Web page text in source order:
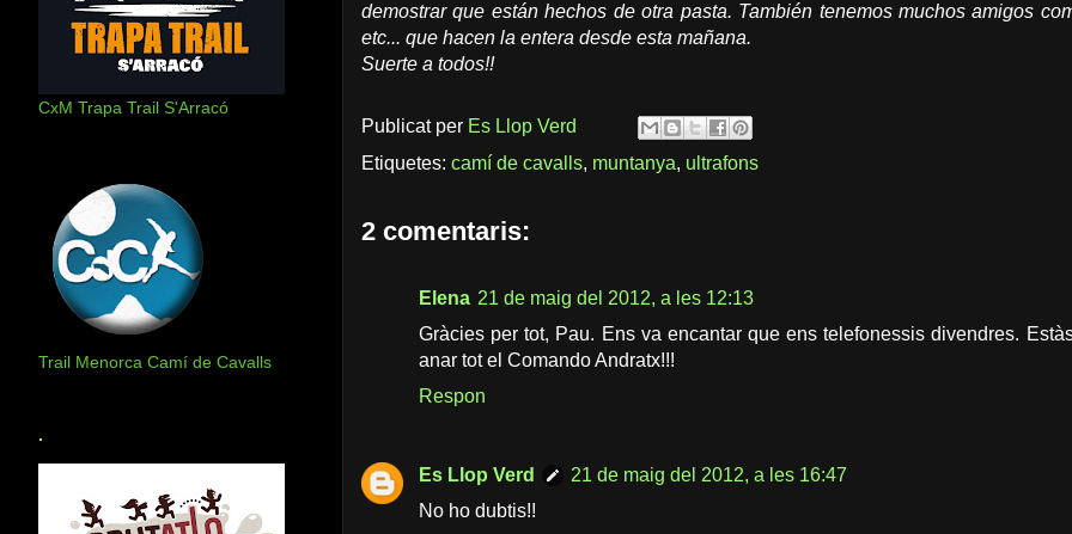
demostrar que están hechos de otra pasta. También tenemos muchos amigos
etc... que hacen la entera desde esta mañana.
Suerte a todos!!
Publicat per Es Llop Verd
Etiquetes: camí de cavalls, muntanya, ultrafons
2 comentaris:
Elena 21 de maig del 2012, a les 12:13
Gràcies per tot, Pau. Ens va encantar que ens telefonessis divendres.
anar tot el Comando Andratx!!!
Respon
Es Llop Verd
21 de maig del 2012, a les 16:47
No ho dubtis!!
CxM Trapa Trail S'Arracó
Trail Menorca Camí de Cavalls
.